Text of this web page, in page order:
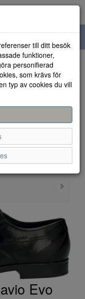
Evo
till ditt besök
funktioner,
personifierad
som krävs för
typ av cookies du vill